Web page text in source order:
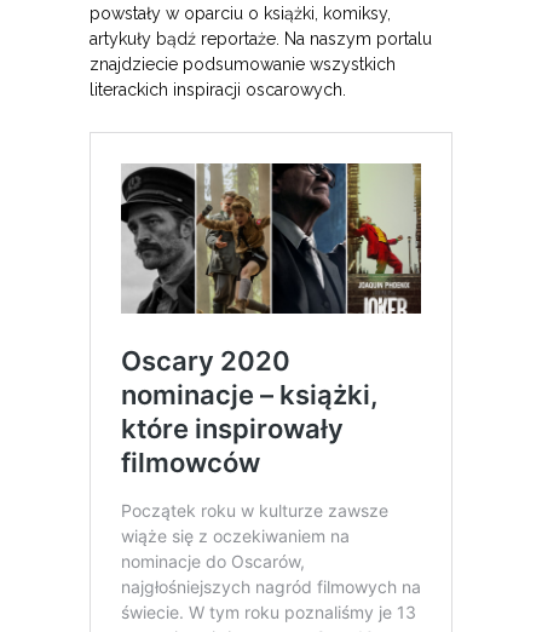
powstały w oparciu o książki, komiksy,
artykuły bądź reportaże. Na naszym portalu
znajdziecie podsumowanie wszystkich
literackich inspiracji oscarowych.